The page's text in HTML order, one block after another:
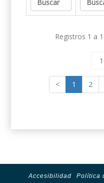
Registros 1 a
< 1 2
Accesibilidad Política